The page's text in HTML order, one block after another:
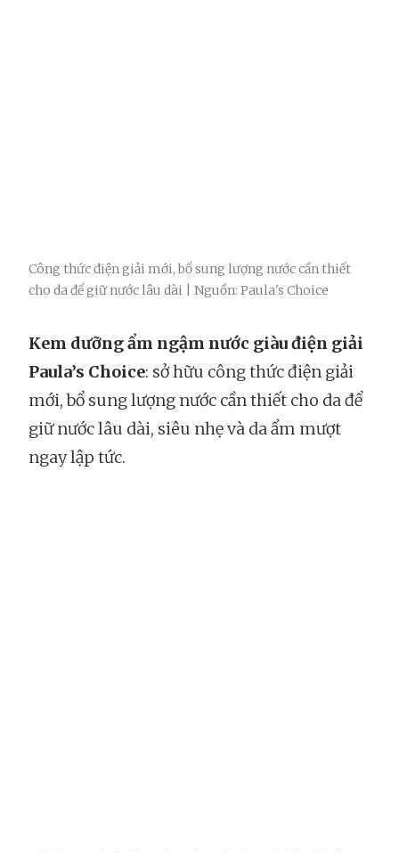
Công thức điện giải mới, bổ sung lượng nước cần thiết
cho da để giữ nước lâu dài | Nguồn: Paula's Choice
Kem dưỡng ẩm ngậm nước giàu điện giải
Paula’s Choice: sở hữu công thức điện giải
mới, bổ sung lượng nước cần thiết cho da để
giữ nước lâu dài, siêu nhẹ và da ẩm mượt
ngay lập tức.